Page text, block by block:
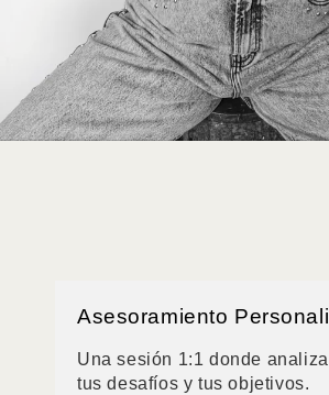
Asesoramiento
Una sesión 1:1 donde
tus desafíos y tus objetivos.